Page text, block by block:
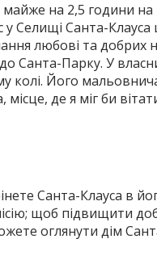
майже на 2,5 години
у Селищі Санта-
любові та добрих
Санта-Парку. У
колі. Його
де я міг би
Санта-Клауса в
щоб підвищити
оглянути дім